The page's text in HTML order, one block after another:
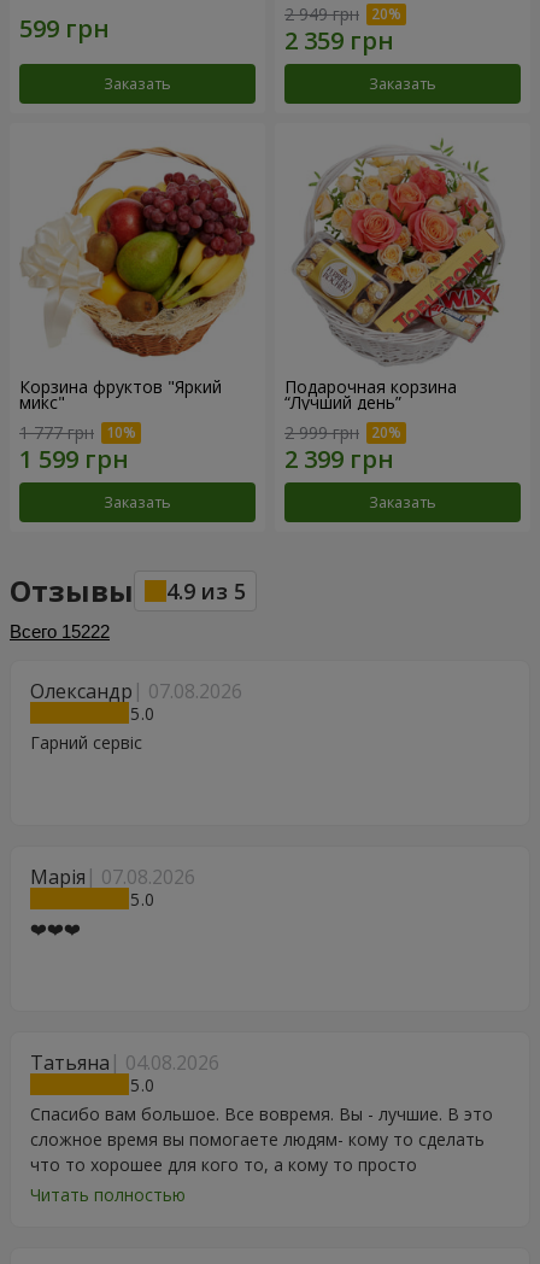
Заказать
2 949 грн
Заказать
Корзина фруктов "Яркий
микс"
1 777 грн
Заказать
Подарочная корзина
“Лучший день”
2 999 грн
Заказать
Отзывы 4.9 из 5
Всего 15222
Олександр 07.08.2026
5
Гарний сервіс
Марія 07.08.2026
5
❤️❤️❤️
Татьяна 04.08.2026
5
Спасибо вам большое. Все вовремя. Вы - лучшие. В это
сложное время вы помогаете людям- кому то сделать
что то хорошее для кого то, а кому то просто
порадоваться цветам, подарку, тортику, поздравлению.
Читать полностью